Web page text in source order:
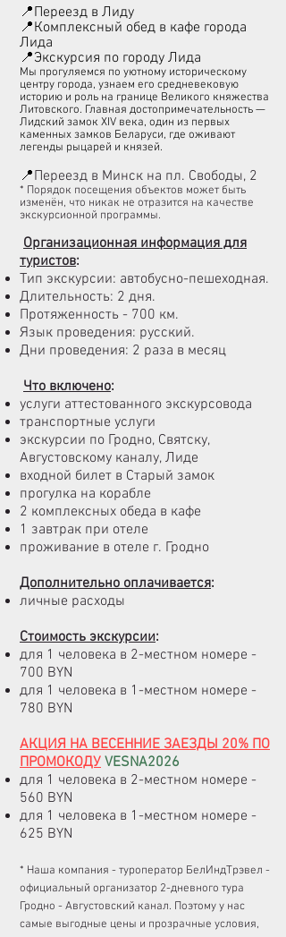
📍Переезд в Лиду
📍Комплексный обед в кафе города
Лида
📍Экскурсия по городу Лида
Мы прогуляемся по уютному историческому
центру города, узнаем его средневековую
историю и роль на границе Великого княжества
Литовского. Главная достопримечательность —
Лидский замок XIV века, один из первых
каменных замков Беларуси, где оживают
легенды рыцарей и князей.
📍Переезд в Минск на пл. Свободы, 2
* Порядок посещения объектов может быть
изменён, что никак не отразится на качестве
экскурсионной программы.
Организационная информация для
туристов:
Тип экскурсии: автобусно-пешеходная.
Длительность: 2 дня.
Протяженность - 700 км.
Язык проведения: русский.
Дни проведения: 2 раза в месяц
Что включено:
услуги аттестованного экскурсовода
транспортные услуги
экскурсии по Гродно, Святску,
Августовскому каналу, Лиде
входной билет в Старый замок
прогулка на корабле
2 комплексных обеда в кафе
1 завтрак при отеле
проживание в отеле г. Гродно
Дополнительно оплачивается:
личные расходы
Стоимость экскурсии:
для 1 человека в 2-местном номере -
700 BYN
для 1 человека в 1-местном номере -
780 BYN
АКЦИЯ НА ВЕСЕННИЕ ЗАЕЗДЫ 20% ПО
ПРОМОКОДУ VESNA2026
для 1 человека в 2-местном номере -
560 BYN
для 1 человека в 1-местном номере -
625 BYN
* Наша компания - туроператор БелИндТрэвел -
официальный организатор 2-дневного тура
Гродно - Августовский канал. Поэтому у нас
самые выгодные цены и прозрачные условия,